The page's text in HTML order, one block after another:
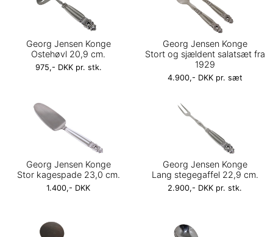
Georg Jensen Konge
Ostehøvl 20,9 cm.
975,- DKK pr. stk.
Georg Jensen Konge
Stort og sjældent salatsæt fra
1929
4.900,- DKK pr. sæt
Georg Jensen Konge
Stor kagespade 23,0 cm.
1.400,- DKK
Georg Jensen Konge
Lang stegegaffel 22,9 cm.
2.900,- DKK pr. stk.